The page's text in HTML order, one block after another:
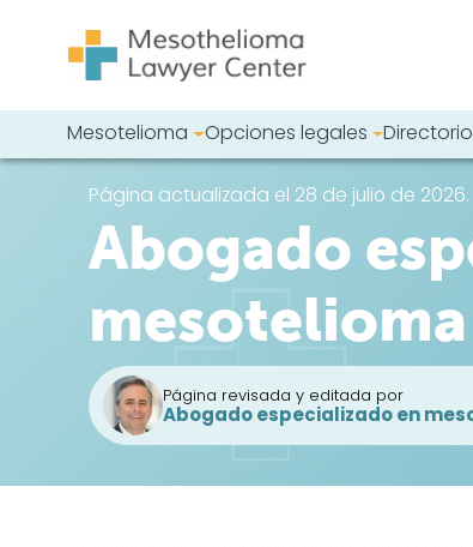
Navegación
Mesotelioma Opciones legales
Página actualizada el 28 de julio de 2026.
Abogado
Página revisada y editada por
Abogado especializado en